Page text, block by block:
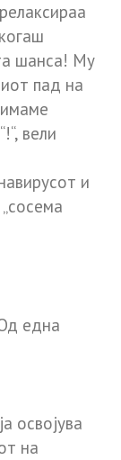
шанса! Му
пад на
вели
и
една
освојува
на